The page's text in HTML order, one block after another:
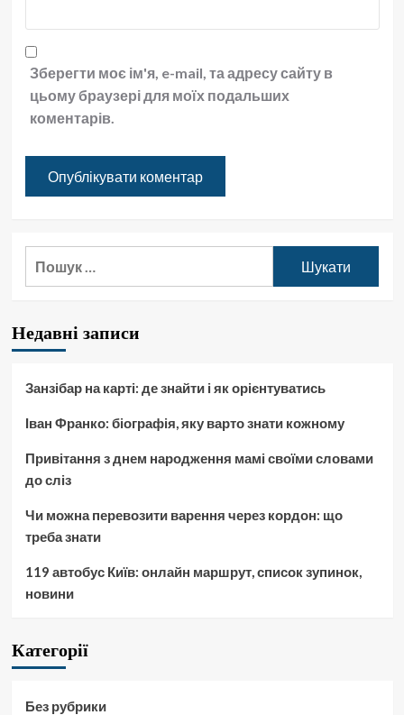
Зберегти моє ім'я, e-mail, та адресу сайту в
цьому браузері для моїх подальших
коментарів.
Недавні записи
Занзібар на карті: де знайти і як орієнтуватись
Іван Франко: біографія, яку варто знати кожному
Привітання з днем народження мамі своїми словами
до сліз
Чи можна перевозити варення через кордон: що
треба знати
119 автобус Київ: онлайн маршрут, список зупинок,
новини
Категорії
Без рубрики